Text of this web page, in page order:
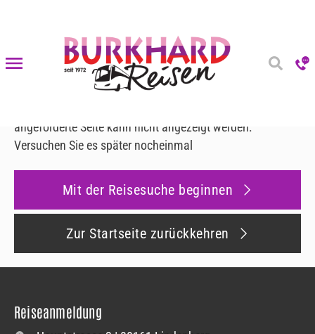
Fehler 500
Es ist ein Fehler aufgetreten
angeforderte Seite kann nicht angezeigt werden.
Versuchen Sie es später nocheinmal
Mit der Reisesuche beginnen
Zur Startseite zurückkehren
Reiseanmeldung